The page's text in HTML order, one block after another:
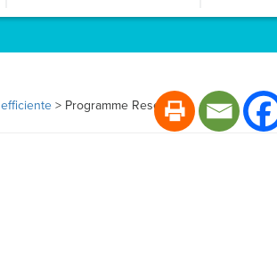
> Programme Reseau